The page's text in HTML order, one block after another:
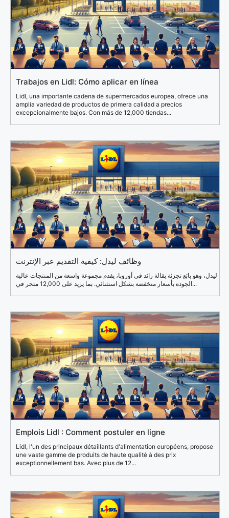
Trabajos en Lidl: Cómo aplicar en línea
Lidl, una importante cadena de supermercados europea, ofrece una
amplia variedad de productos de primera calidad a precios
excepcionalmente bajos. Con más de 12,000 tiendas...
وظائف ليدل: كيفية التقديم عبر الإنترنت
ليدل، وهو بائع تجزئة بقالة رائد في أوروبا، يقدم مجموعة واسعة من المنتجات عالية
الجودة بأسعار منخفضة بشكل استثنائي. بما يزيد على 12,000 متجر في...
Emplois Lidl : Comment postuler en ligne
Lidl, l'un des principaux détaillants d'alimentation européens, propose
une vaste gamme de produits de haute qualité à des prix
exceptionnellement bas. Avec plus de 12...